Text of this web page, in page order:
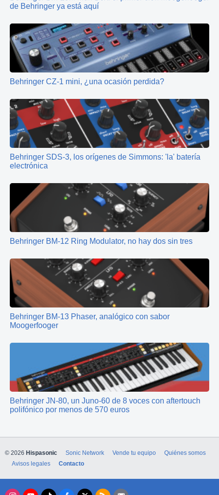
de Behringer ya está aquí
Behringer CZ-1 mini, ¿una ocasión perdida?
Behringer SDS-3, los orígenes de Simmons: 'la' batería
electrónica
Behringer BM-12 Ring Modulator, no hay dos sin tres
Behringer BM-13 Phaser, analógico con sabor
Moogerfooger
Behringer JN‑80, un Juno‑60 de 8 voces con aftertouch
polifónico por menos de 570 euros
© 2026 Hispasonic Sonic Network Vende tu equipo
Quiénes somos
Avisos legales
Contacto